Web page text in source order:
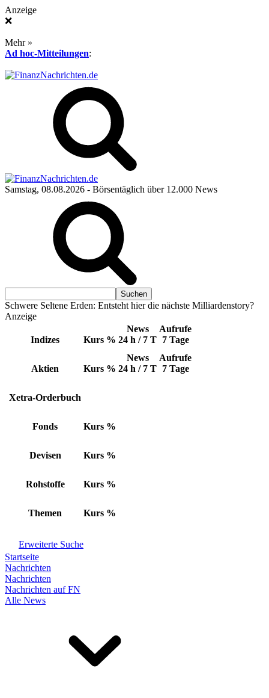
Anzeige
❌
Mehr »
Ad hoc-Mitteilungen:
Samstag, 08.08.2026 - Börsentäglich über 12.000 News
Schwere Seltene Erden: Entsteht hier die nächste Milliardenstory?
Anzeige
Indizes Kurs %
News
24 h / 7 T
Aufrufe
7 Tage
Aktien Kurs %
News
24 h / 7 T
Aufrufe
7 Tage
Xetra-Orderbuch
Fonds Kurs %
Devisen Kurs %
Rohstoffe Kurs %
Themen Kurs %
Erweiterte Suche
Startseite
Nachrichten
Nachrichten
Nachrichten auf FN
Alle News